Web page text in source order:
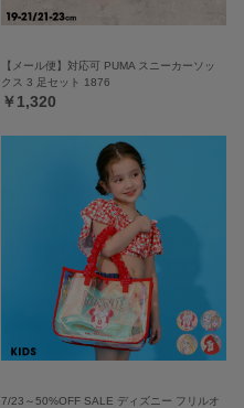
【メール便】対応可 PUMA スニーカーソッ
クス 3 足セット 1876
￥1,320
7/23～50%OFF SALE ディズニー フリルオ